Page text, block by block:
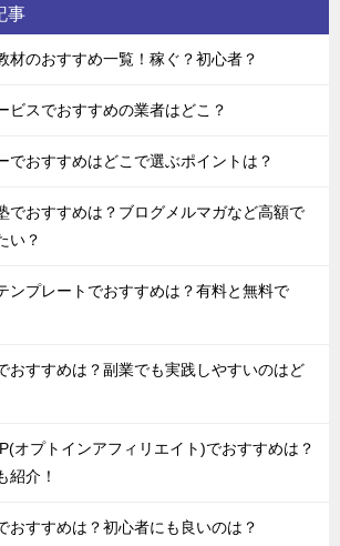
事
材のおすすめ一覧！稼ぐ？初心者？
ビスでおすすめの業者はどこ？
でおすすめはどこで選ぶポイントは？
でおすすめは？ブログメルマガなど高額で
い？
ンプレートでおすすめは？有料と無料で
おすすめは？副業でも実践しやすいのはど
オプトインアフィリエイト)でおすすめは？
紹介！
おすすめは？初心者にも良いのは？